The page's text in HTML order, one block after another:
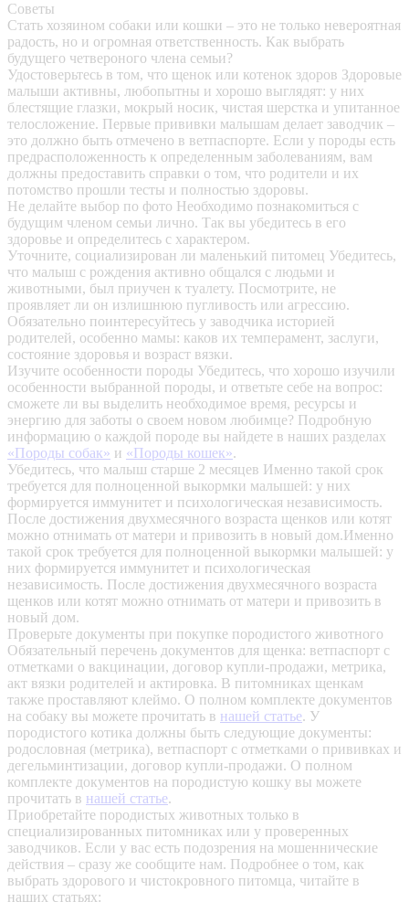
Советы
Стать хозяином собаки или кошки – это не только невероятная
радость, но и огромная ответственность. Как выбрать
будущего четвероного члена семьи?
Удостоверьтесь в том, что щенок или котенок здоров Здоровые
малыши активны, любопытны и хорошо выглядят: у них
блестящие глазки, мокрый носик, чистая шерстка и упитанное
телосложение. Первые прививки малышам делает заводчик –
это должно быть отмечено в ветпаспорте. Если у породы есть
предрасположенность к определенным заболеваниям, вам
должны предоставить справки о том, что родители и их
потомство прошли тесты и полностью здоровы.
Не делайте выбор по фото Необходимо познакомиться с
будущим членом семьи лично. Так вы убедитесь в его
здоровье и определитесь с характером.
Уточните, социализирован ли маленький питомец Убедитесь,
что малыш с рождения активно общался с людьми и
животными, был приучен к туалету. Посмотрите, не
проявляет ли он излишнюю пугливость или агрессию.
Обязательно поинтересуйтесь у заводчика историей
родителей, особенно мамы: каков их темперамент, заслуги,
состояние здоровья и возраст вязки.
Изучите особенности породы Убедитесь, что хорошо изучили
особенности выбранной породы, и ответьте себе на вопрос:
сможете ли вы выделить необходимое время, ресурсы и
энергию для заботы о своем новом любимце? Подробную
информацию о каждой породе вы найдете в наших разделах
«Породы собак» и «Породы кошек».
Убедитесь, что малыш старше 2 месяцев Именно такой срок
требуется для полноценной выкормки малышей: у них
формируется иммунитет и психологическая независимость.
После достижения двухмесячного возраста щенков или котят
можно отнимать от матери и привозить в новый дом.Именно
такой срок требуется для полноценной выкормки малышей: у
них формируется иммунитет и психологическая
независимость. После достижения двухмесячного возраста
щенков или котят можно отнимать от матери и привозить в
новый дом.
Проверьте документы при покупке породистого животного
Обязательный перечень документов для щенка: ветпаспорт с
отметками о вакцинации, договор купли-продажи, метрика,
акт вязки родителей и актировка. В питомниках щенкам
также проставляют клеймо. О полном комплекте документов
на собаку вы можете прочитать в нашей статье. У
породистого котика должны быть следующие документы:
родословная (метрика), ветпаспорт с отметками о прививках и
дегельминтизации, договор купли-продажи. О полном
комплекте документов на породистую кошку вы можете
прочитать в нашей статье.
Приобретайте породистых животных только в
специализированных питомниках или у проверенных
заводчиков. Если у вас есть подозрения на мошеннические
действия – сразу же сообщите нам. Подробнее о том, как
выбрать здорового и чистокровного питомца, читайте в
наших статьях: